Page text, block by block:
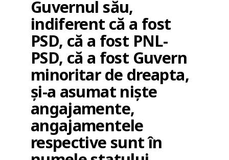
Guvernul său,
indiferent că a fost
PSD, că a fost PNL-
PSD, că a fost Guvern
minoritar de dreapta,
și-a asumat niște
angajamente,
angajamentele
respective sunt în